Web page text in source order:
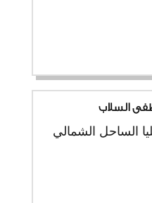
السلاب